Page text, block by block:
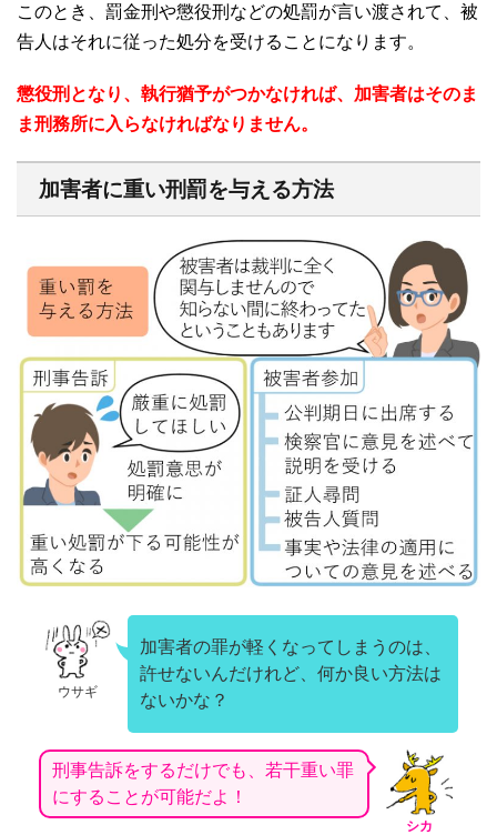
このとき、罰金刑や懲役刑などの処罰が言い渡されて、被
告人はそれに従った処分を受けることになります。
懲役刑となり、執行猶予がつかなければ、加害者はそのま
ま刑務所に入らなければなりません。
加害者に重い刑罰を与える方法
ウサギ
加害者の罪が軽くなってしまうのは、
許せないんだけれど、何か良い方法は
ないかな？
シカ
刑事告訴をするだけでも、若干重い罪
にすることが可能だよ！